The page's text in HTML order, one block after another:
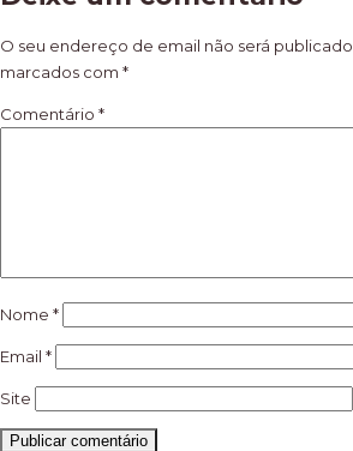
artigos
O seu endereço de email não será publicado.
marcados com *
Comentário *
Nome *
Email *
Site